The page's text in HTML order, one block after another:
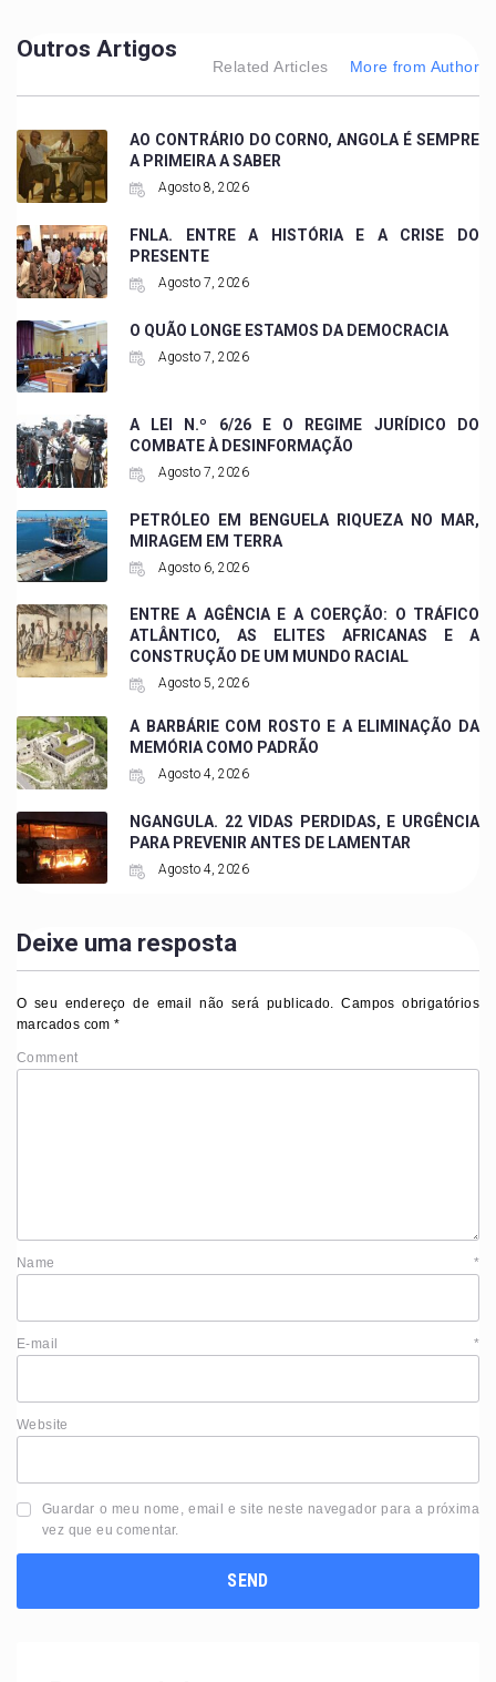
Outros Artigos
Related Articles More from Author
AO CONTRÁRIO DO CORNO, ANGOLA É SEMPRE
A PRIMEIRA A SABER
Agosto 8, 2026
FNLA. ENTRE A HISTÓRIA E A CRISE DO
PRESENTE
Agosto 7, 2026
O QUÃO LONGE ESTAMOS DA DEMOCRACIA
Agosto 7, 2026
A LEI N.º 6/26 E O REGIME JURÍDICO DO
COMBATE À DESINFORMAÇÃO
Agosto 7, 2026
PETRÓLEO EM BENGUELA RIQUEZA NO MAR,
MIRAGEM EM TERRA
Agosto 6, 2026
ENTRE A AGÊNCIA E A COERÇÃO: O TRÁFICO
ATLÂNTICO, AS ELITES AFRICANAS E A
CONSTRUÇÃO DE UM MUNDO RACIAL
Agosto 5, 2026
A BARBÁRIE COM ROSTO E A ELIMINAÇÃO DA
MEMÓRIA COMO PADRÃO
Agosto 4, 2026
NGANGULA. 22 VIDAS PERDIDAS, E URGÊNCIA
PARA PREVENIR ANTES DE LAMENTAR
Agosto 4, 2026
Deixe uma resposta
O seu endereço de email não será publicado. Campos obrigatórios
marcados com*
Comment
Name *
E-mail *
Website
Guardar o meu nome, email e site neste navegador para a próxima
vez que eu comentar.